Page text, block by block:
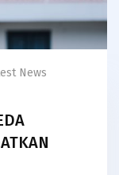
News